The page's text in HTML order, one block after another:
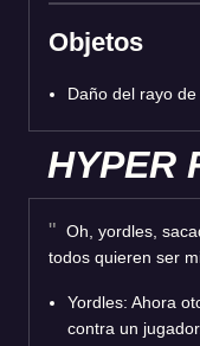
Objetos
Daño del rayo
HYPER
Oh, yordles,
todos quieren ser
Yordles: Ahora
contra un jugador.